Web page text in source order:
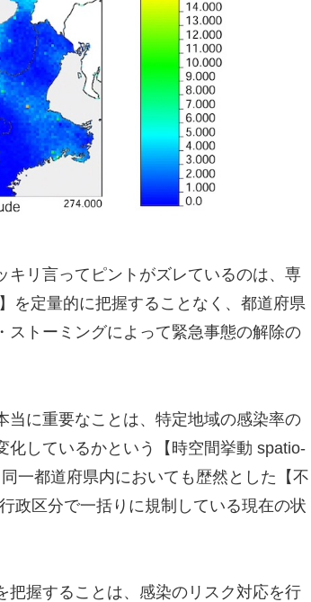
キリ言ってピントがズレているのは、専
を定量的に把握することなく、都道府県
ストーミングによって緊急事態の解除の
当に重要なことは、特定地域の感染率の
化しているかという【時空間挙動 spatio-
一都道府県内においても歴然とした【不
政区分で一括りに規制している現在の状
把握することは、感染のリスク対応を行